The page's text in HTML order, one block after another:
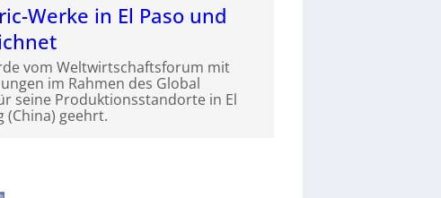
Werke in El Paso und
vom Weltwirtschaftsforum mit
im Rahmen des Global
seine Produktionsstandorte in El
(China) geehrt.